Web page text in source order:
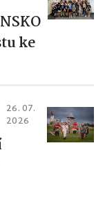
ke
26. 07.
2026